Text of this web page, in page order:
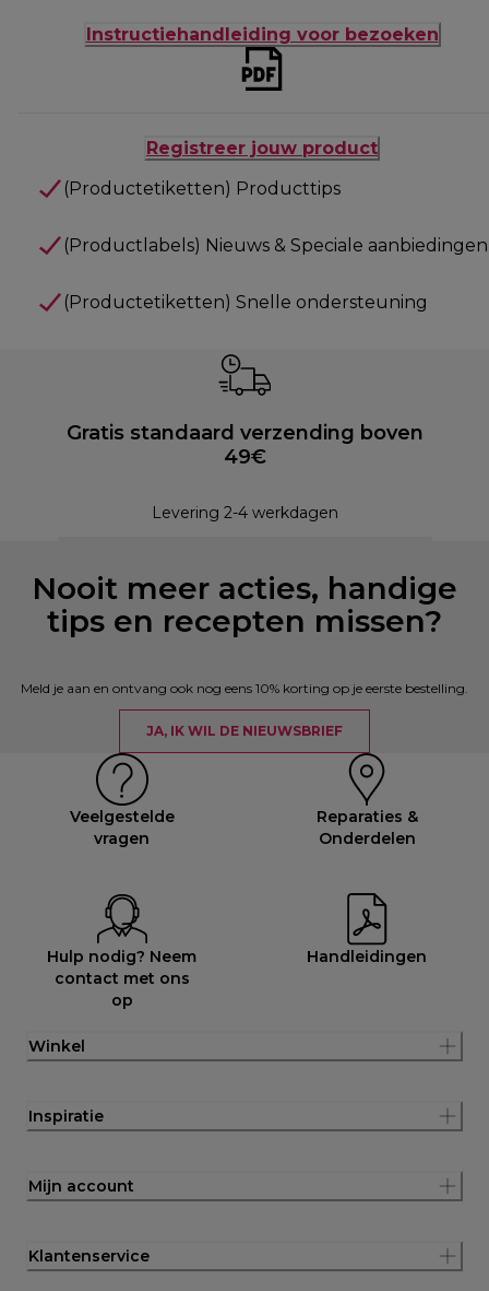
Instructiehandleiding voor bezoeken
Registreer jouw product
(Productetiketten) Producttips
(Productlabels) Nieuws & Speciale aanbiedingen
(Productetiketten) Snelle ondersteuning
Gratis standaard verzending boven
49€
Levering 2-4 werkdagen
Nooit meer acties, handige
tips en recepten missen?
Meld je aan en ontvang ook nog eens 10% korting op je eerste bestelling.
JA, IK WIL DE NIEUWSBRIEF
Veelgestelde
vragen
Reparaties &
Onderdelen
Hulp nodig? Neem
contact met ons
op
Handleidingen
Winkel
Inspiratie
Mijn account
Klantenservice